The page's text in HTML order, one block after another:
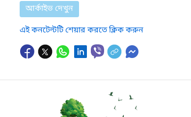
আর্কাইভ দেখুন
এই কনটেন্টটি শেয়ার করতে ক্লিক করুন